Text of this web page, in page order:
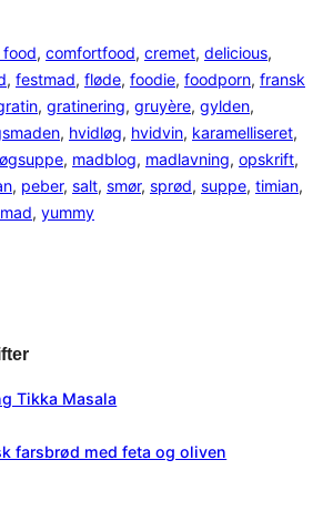
, comfortfood, cremet, delicious
, festmad, fløde, foodie, foodporn, fransk
, gratinering, gruyère, gylden
, hvidløg, hvidvin, karamelliseret
, madblog, madlavning, opskrift
, peber, salt, smør, sprød, suppe, timian
, yummy
Tikka Masala
farsbrød med feta og oliven